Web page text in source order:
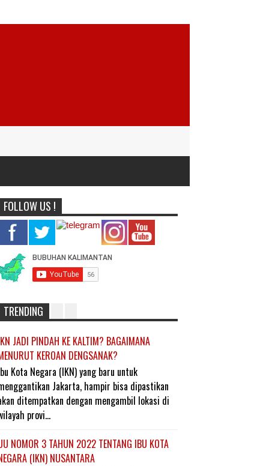
FOLLOW US !
TRENDING
JADI PINDAH KE KALTIM? BAGAIMANA
KEROAN DENGSANAK?
Kota Negara (IKN) yang baru untuk
Jakarta, hampir bisa dipastikan
ditempatkan dengan mengambil lokasi di
provi...
NOMOR 3 TAHUN 2022 TENTANG IBU KOTA
(IKN) NUSANTARA